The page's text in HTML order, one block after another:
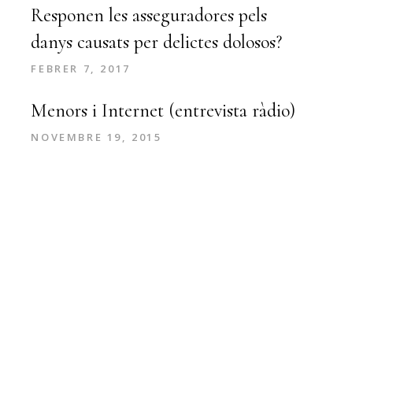
Responen les asseguradores pels
danys causats per delictes dolosos?
FEBRER 7, 2017
Menors i Internet (entrevista ràdio)
NOVEMBRE 19, 2015